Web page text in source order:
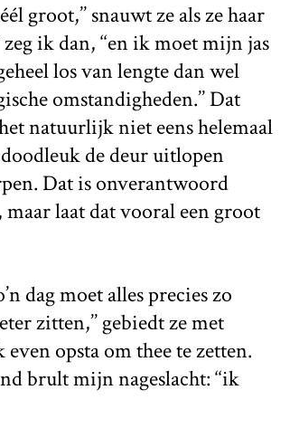
groot,’’ snauwt ze als ze haar
ik dan, ‘‘en ik moet mijn jas
los van lengte dan wel
omstandigheden.’’ Dat
natuurlijk niet eens helemaal
de deur uitlopen
Dat is onverantwoord
laat dat vooral een groot
dag moet alles precies zo
zitten,’’ gebiedt ze met
opsta om thee te zetten.
brult mijn nageslacht: ‘‘ik